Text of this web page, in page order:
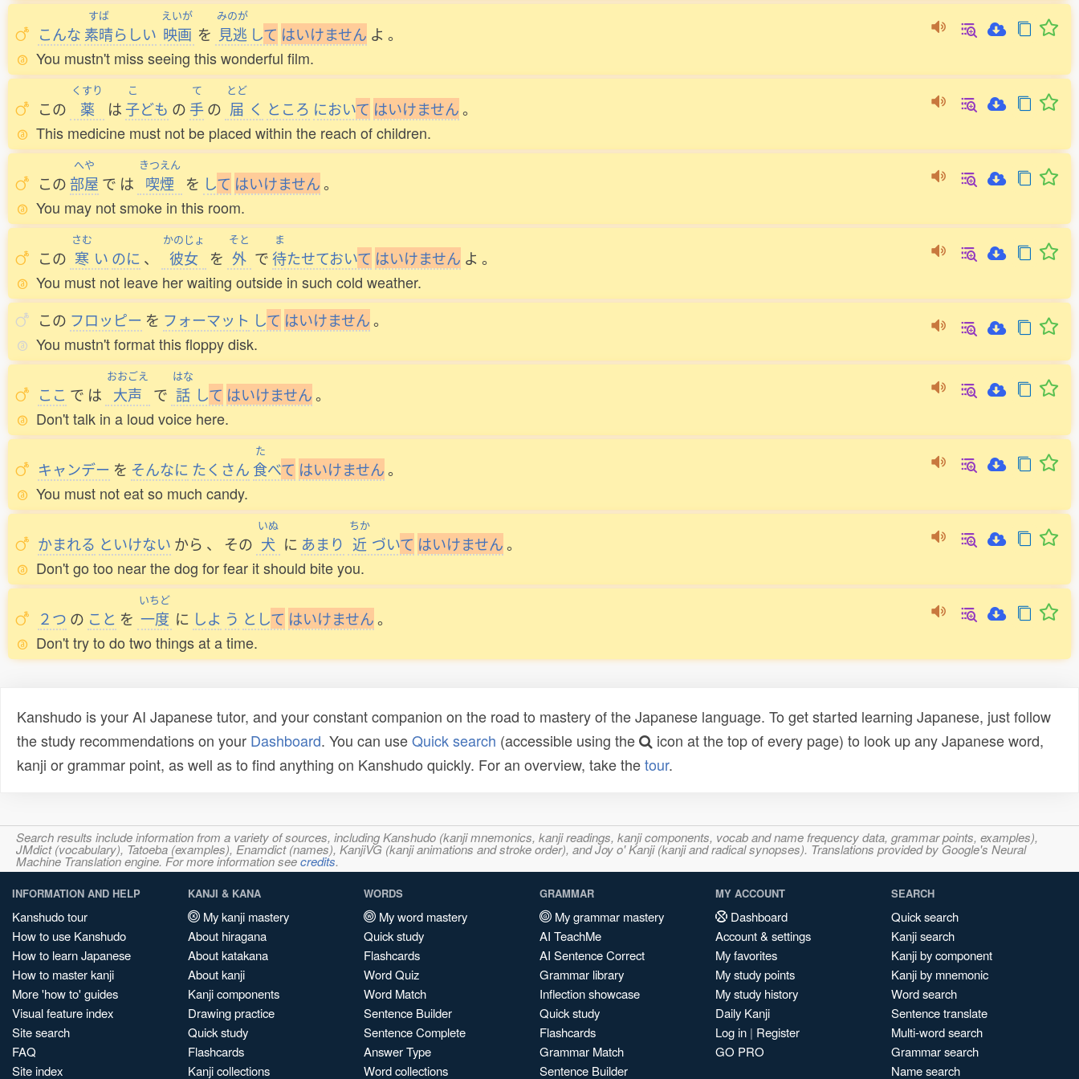
こんな
すば
素晴らしい
えいが
映画 を
みのが
見逃 して はいけません よ 。
You mustn't miss seeing this wonderful film.
この
くすり
薬 は
こ
子ども の
て
手の
とど
届 く ところ において はいけません。
This medicine must not be placed within the reach of children.
この
へや
部屋 で は
きつえん
喫煙 を して はいけません。
You may not smoke in this room.
この
さむ
寒 い のに 、
かのじょ
彼女 を
そと
外 で
ま
待たせておいて はいけません よ 。
You must not leave her waiting outside in such cold weather.
この フロッピー を フォーマット して はいけません。
You mustn't format this floppy disk.
ここ で は
おおごえ
大声 で
はな
話 して はいけません。
Don't talk in a loud voice here.
キャンデー を そんなに たくさん
た
食べて はいけません。
You must not eat so much candy.
かまれる といけない から 、 その
いぬ
犬 に あまり
ちか
近 づいて はいけません。
Don't go too near the dog for fear it should bite you.
２つ の こと を
いちど
一度 に しよ う として はいけません。
Don't try to do two things at a time.
Kanshudo is your AI Japanese tutor, and your constant companion on the road to mastery of the Japanese language. To get started learning Japanese, just follow
the study recommendations on your Dashboard. You can useQuick search (accessible using the
icon at the top of every page) to look up any Japanese word,
kanji or grammar point, as well as to find anything on Kanshudo quickly. For an overview, take thetour.
Search results include information from a variety of sources, including Kanshudo (kanji mnemonics, kanji readings, kanji components, vocab and name frequency data, grammar points, examples),
JMdict (vocabulary), Tatoeba (examples), Enamdict (names), KanjiVG (kanji animations and stroke order), and Joy o' Kanji (kanji and radical synopses). Translations provided by Google's Neural
Machine Translation engine. For more information seecredits.
INFORMATION AND HELP
Kanshudo tour
How to use Kanshudo
How to learn Japanese
How to master kanji
More 'how to' guides
Visual feature index
Site search
FAQ
Site index
KANJI & KANA
My kanji mastery
About hiragana
About katakana
About kanji
Kanji components
Drawing practice
Quick study
Flashcards
Kanji collections
WORDS
My word mastery
Quick study
Flashcards
Word Quiz
Word Match
Sentence Builder
Sentence Complete
Answer Type
Word collections
GRAMMAR
My grammar mastery
AI TeachMe
AI Sentence Correct
Grammar library
Inflection showcase
Quick study
Flashcards
Grammar Match
Sentence Builder
MY ACCOUNT
Dashboard
Account & settings
My favorites
My study points
My study history
Daily Kanji
Log in | Register
GO PRO
SEARCH
Quick search
Kanji search
Kanji by component
Kanji by mnemonic
Word search
Sentence translate
Multi-word search
Grammar search
Name search